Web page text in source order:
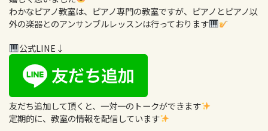
わかなピアノ教室は、ピアノ専門の教室ですが、ピアノとピアノ以
外の楽器とのアンサンブルレッスンは行っております
公式LINE↓
友だち追加して頂くと、一対一のトークができます
定期的に、教室の情報を配信しています